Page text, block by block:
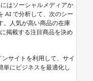
はソーシャルメディアか
AI で分析して、次のシー
。人気が高い商品の在庫
掲載する注目商品を決め
サイトを利用して、サイ
単にビジネスを最適化し